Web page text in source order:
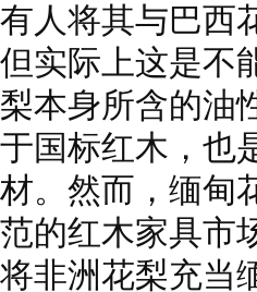
有人将其与巴西
但实际上这是不
梨本身所含的油
于国标红木，也
材。然而，缅甸
范的红木家具市
将非洲花梨充当